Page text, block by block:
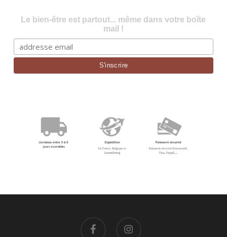
Le bien-être est partout... même dans votre boîte
mail !